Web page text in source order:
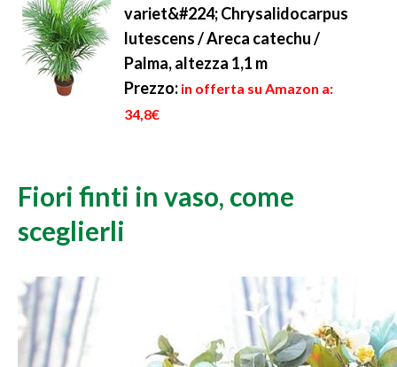
variet&#224; Chrysalidocarpus
lutescens / Areca catechu /
Palma, altezza 1,1 m
Prezzo: in offerta su Amazon a:
34,8€
Fiori finti in vaso, come
sceglierli